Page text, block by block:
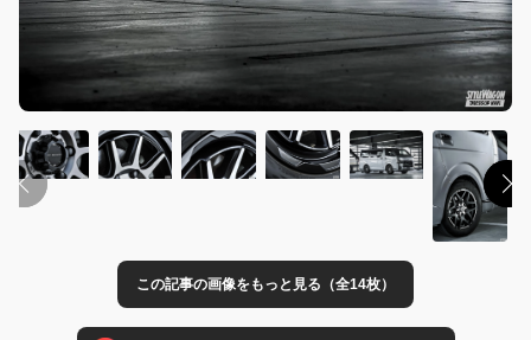
この記事の画像をもっと見る（全14枚）